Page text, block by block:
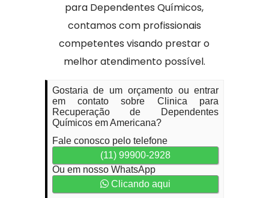
para Dependentes Químicos,
contamos com profissionais
competentes visando prestar o
melhor atendimento possível.
Gostaria de um orçamento ou entrar
em contato sobre Clinica para
Recuperação de Dependentes
Químicos em Americana?
Fale conosco pelo telefone
(11) 99900-2928
Ou em nosso WhatsApp
Clicando aqui